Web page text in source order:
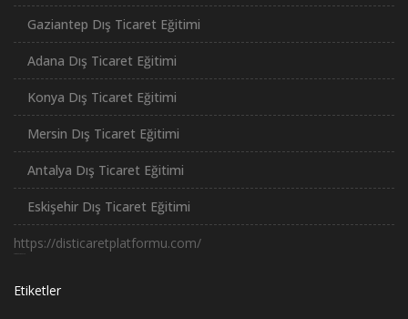
Gaziantep Dış Ticaret Eğitimi
Adana Dış Ticaret Eğitimi
Konya Dış Ticaret Eğitimi
Mersin Dış Ticaret Eğitimi
Antalya Dış Ticaret Eğitimi
Eskişehir Dış Ticaret Eğitimi
https://disticaretplatformu.com/
Etiketler